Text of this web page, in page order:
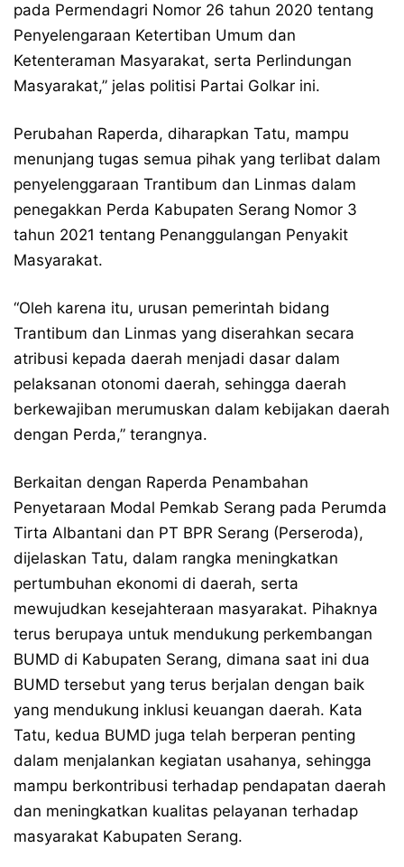
pada Permendagri Nomor 26 tahun 2020 tentang
Penyelengaraan Ketertiban Umum dan
Ketenteraman Masyarakat, serta Perlindungan
Masyarakat,” jelas politisi Partai Golkar ini.
Perubahan Raperda, diharapkan Tatu, mampu
menunjang tugas semua pihak yang terlibat dalam
penyelenggaraan Trantibum dan Linmas dalam
penegakkan Perda Kabupaten Serang Nomor 3
tahun 2021 tentang Penanggulangan Penyakit
Masyarakat.
“Oleh karena itu, urusan pemerintah bidang
Trantibum dan Linmas yang diserahkan secara
atribusi kepada daerah menjadi dasar dalam
pelaksanan otonomi daerah, sehingga daerah
berkewajiban merumuskan dalam kebijakan daerah
dengan Perda,” terangnya.
Berkaitan dengan Raperda Penambahan
Penyetaraan Modal Pemkab Serang pada Perumda
Tirta Albantani dan PT BPR Serang (Perseroda),
dijelaskan Tatu, dalam rangka meningkatkan
pertumbuhan ekonomi di daerah, serta
mewujudkan kesejahteraan masyarakat. Pihaknya
terus berupaya untuk mendukung perkembangan
BUMD di Kabupaten Serang, dimana saat ini dua
BUMD tersebut yang terus berjalan dengan baik
yang mendukung inklusi keuangan daerah. Kata
Tatu, kedua BUMD juga telah berperan penting
dalam menjalankan kegiatan usahanya, sehingga
mampu berkontribusi terhadap pendapatan daerah
dan meningkatkan kualitas pelayanan terhadap
masyarakat Kabupaten Serang.